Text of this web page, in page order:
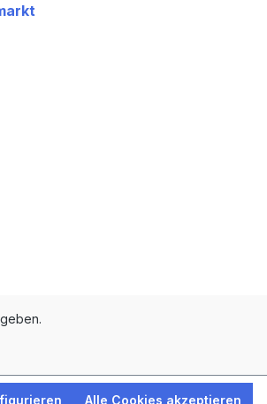
Alle Cookies akzeptieren